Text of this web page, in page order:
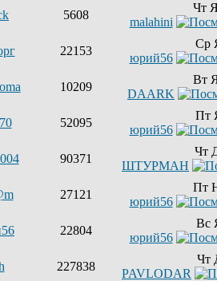
5608
Чт
malahini
22153
Ср
юрий56
10209
Вт
DAARK
52095
Пт
юрий56
90371
Чт
ШТУРМАН
27121
Пт
юрий56
22804
Вс
юрий56
227838
Чт
PAVLODAR